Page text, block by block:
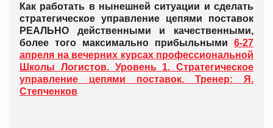
Как работать в нынешней ситуации и сделать
стратегическое управление цепями поставок
РЕАЛЬНО действенными и качественными,
более того максимально прибыльными 6-27
апреля на вечерних курсах профессиональной
Школы Логистов. Уровень 1. Стратегическое
управление цепями поставок. Тренер: Я.
Степченков